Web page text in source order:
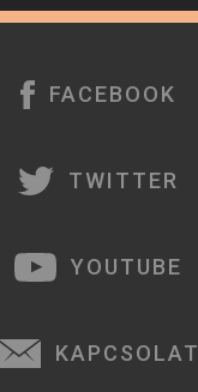
FACEBOOK
TWITTER
YOUTUBE
KAPCSOLAT